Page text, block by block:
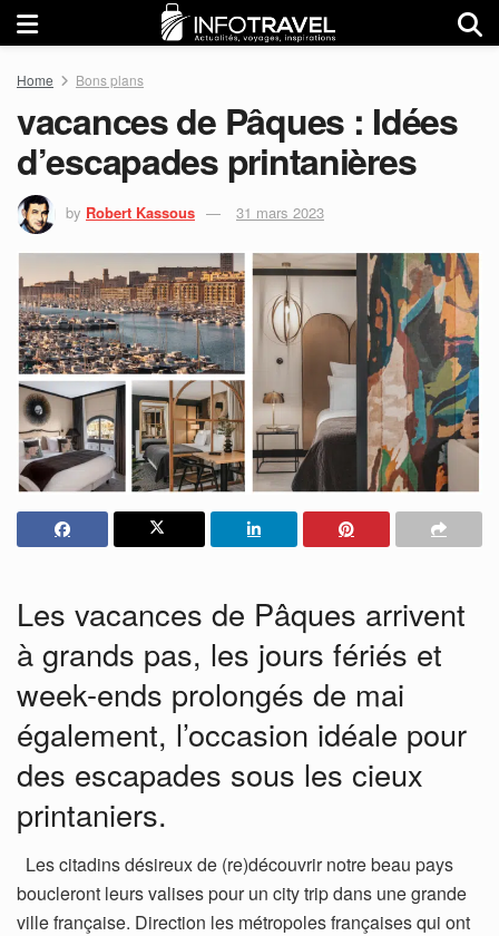
Home Bons plans
vacances de Pâques : Idées
d’escapades printanières
by Robert Kassous 31 mars 2023
Les vacances de Pâques arrivent
à grands pas, les jours fériés et
week-ends prolongés de mai
également, l’occasion idéale pour
des escapades sous les cieux
printaniers.
Les citadins désireux de (re)découvrir notre beau pays
boucleront leurs valises pour un city trip dans une grande
ville française. Direction les métropoles françaises qui ont